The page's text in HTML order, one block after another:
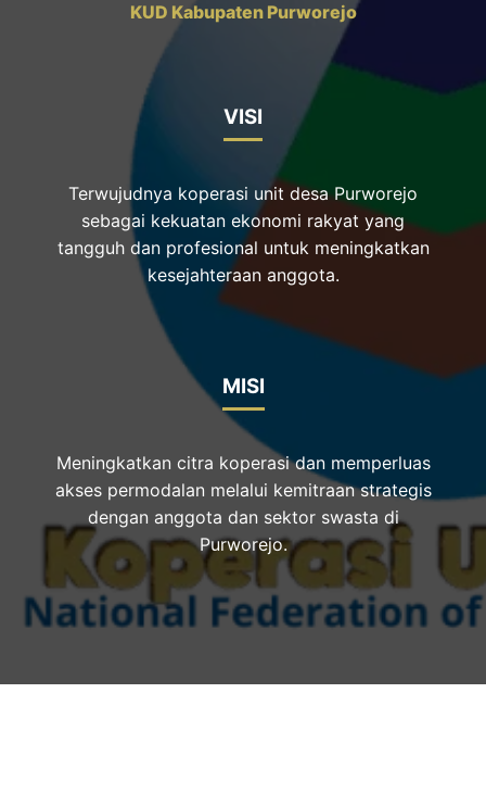
KUD Kabupaten Purworejo
VISI
Terwujudnya koperasi unit desa Purworejo
sebagai kekuatan ekonomi rakyat yang
tangguh dan profesional untuk meningkatkan
kesejahteraan anggota.
MISI
Meningkatkan citra koperasi dan memperluas
akses permodalan melalui kemitraan strategis
dengan anggota dan sektor swasta di
Purworejo.